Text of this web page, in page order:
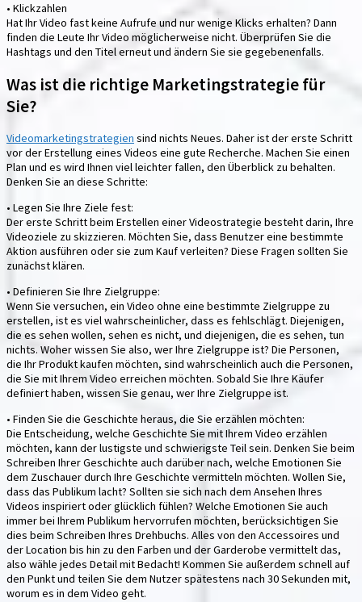
• Klickzahlen
Hat Ihr Video fast keine Aufrufe und nur wenige Klicks erhalten? Dann
finden die Leute Ihr Video möglicherweise nicht. Überprüfen Sie die
Hashtags und den Titel erneut und ändern Sie sie gegebenenfalls.
Was ist die richtige Marketingstrategie für
Sie?
Videomarketingstrategien sind nichts Neues. Daher ist der erste Schritt
vor der Erstellung eines Videos eine gute Recherche. Machen Sie einen
Plan und es wird Ihnen viel leichter fallen, den Überblick zu behalten.
Denken Sie an diese Schritte:
• Legen Sie Ihre Ziele fest:
Der erste Schritt beim Erstellen einer Videostrategie besteht darin, Ihre
Videoziele zu skizzieren. Möchten Sie, dass Benutzer eine bestimmte
Aktion ausführen oder sie zum Kauf verleiten? Diese Fragen sollten Sie
zunächst klären.
• Definieren Sie Ihre Zielgruppe:
Wenn Sie versuchen, ein Video ohne eine bestimmte Zielgruppe zu
erstellen, ist es viel wahrscheinlicher, dass es fehlschlägt. Diejenigen,
die es sehen wollen, sehen es nicht, und diejenigen, die es sehen, tun
nichts. Woher wissen Sie also, wer Ihre Zielgruppe ist? Die Personen,
die Ihr Produkt kaufen möchten, sind wahrscheinlich auch die Personen,
die Sie mit Ihrem Video erreichen möchten. Sobald Sie Ihre Käufer
definiert haben, wissen Sie genau, wer Ihre Zielgruppe ist.
• Finden Sie die Geschichte heraus, die Sie erzählen möchten:
Die Entscheidung, welche Geschichte Sie mit Ihrem Video erzählen
möchten, kann der lustigste und schwierigste Teil sein. Denken Sie beim
Schreiben Ihrer Geschichte auch darüber nach, welche Emotionen Sie
dem Zuschauer durch Ihre Geschichte vermitteln möchten. Wollen Sie,
dass das Publikum lacht? Sollten sie sich nach dem Ansehen Ihres
Videos inspiriert oder glücklich fühlen? Welche Emotionen Sie auch
immer bei Ihrem Publikum hervorrufen möchten, berücksichtigen Sie
dies beim Schreiben Ihres Drehbuchs. Alles von den Accessoires und
der Location bis hin zu den Farben und der Garderobe vermittelt das,
also wähle jedes Detail mit Bedacht! Kommen Sie außerdem schnell auf
den Punkt und teilen Sie dem Nutzer spätestens nach 30 Sekunden mit,
worum es in dem Video geht.